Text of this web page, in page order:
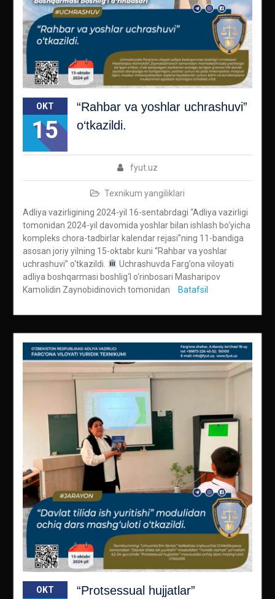
OKT
15
“Rahbar va yoshlar uchrashuvi”
o‘tkazildi.
fyut.uz
Texnikum yangiliklari
Adliya vazirligining 2024-yil 16-sentabrdagi “Adliya vazirligi
tomonidan 2024-yil davomida yoshlar bilan ishlash bo‘yicha
kompleks chora-tadbirlar kalendar rejasi”ning 11-bandiga
asosan joriy yilning 15-oktabr kuni “Rahbar va yoshlar
uchrashuvi” o‘tkazildi.
Uchrashuvda Farg’ona viloyati
adliya boshqarmasi boshlig‘I o‘rinbosari Masharipov
Kamolidin Zaynobidinovich tomonidan
Batafsil
OKT “Protsessual hujjatlar”